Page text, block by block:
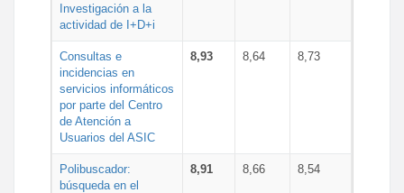
Investigación a la
actividad de I+D+i
Consultas e
incidencias en
servicios informáticos
por parte del Centro
de Atención a
Usuarios del ASIC
8,93 8,64 8,73
Polibuscador:
búsqueda en el
8,91 8,66 8,54